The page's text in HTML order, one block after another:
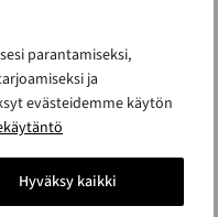
parantamiseksi,
ja
evästeidemme käytön
Hyväksy kaikki
€
m²
Alle 30m2 rakennus